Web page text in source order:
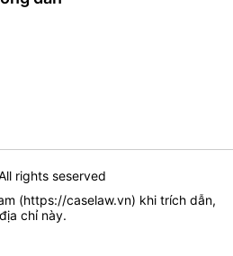
rights seserved
(https://caselaw.vn) khi trích dẫn,
chỉ này.